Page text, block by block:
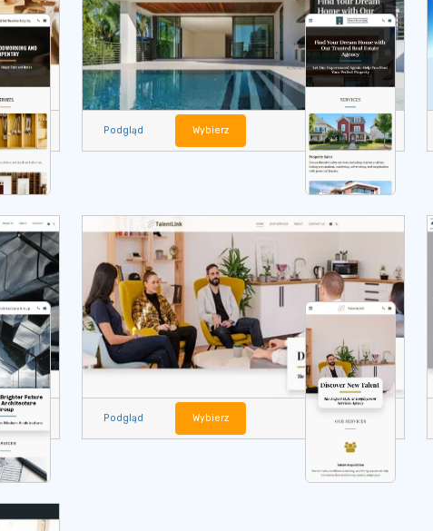
Podgląd Wybierz
Podgląd Wybierz